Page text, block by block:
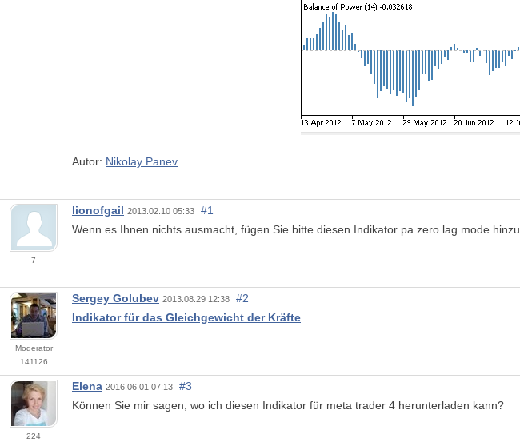
Autor: Nikolay Panev
7
lionofgail 2013.02.10 05:33
#1
Wenn es Ihnen nichts ausmacht, fügen Sie bitte diesen Indikator pa zero lag mode hinzu
Moderator
141126
Sergey Golubev 2013.08.29 12:38
#2
Indikator für das Gleichgewicht der Kräfte
224
Elena 2016.06.01 07:13
#3
Können Sie mir sagen, wo ich diesen Indikator für meta trader 4 herunterladen kann?